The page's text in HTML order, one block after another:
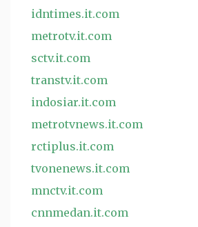
idntimes.it.com
metrotv.it.com
sctv.it.com
transtv.it.com
indosiar.it.com
metrotvnews.it.com
rctiplus.it.com
tvonenews.it.com
mnctv.it.com
cnnmedan.it.com